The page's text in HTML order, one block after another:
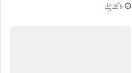
8 گھنٹے پہلے